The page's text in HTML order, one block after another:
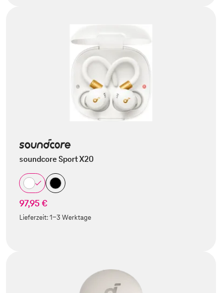
soundcore Sport X20
97,95 €
Lieferzeit:1-3 Werktage